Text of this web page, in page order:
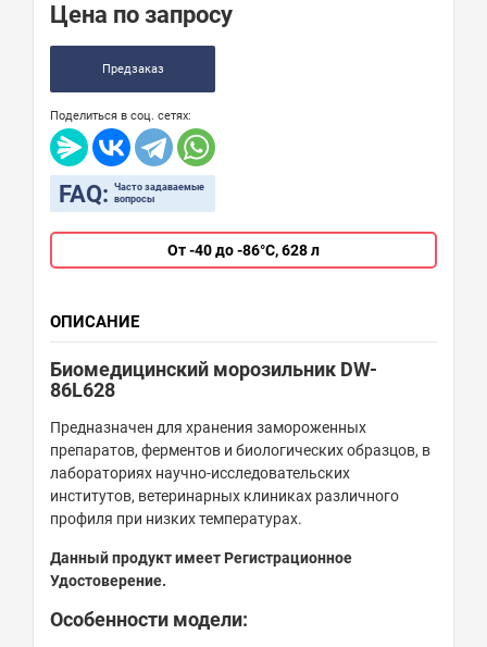
Цена по запросу
Предзаказ
Поделиться в соц. сетях:
FAQ: Часто задаваемые
вопросы
От -40 до -86°C, 628 л
ОПИСАНИЕ
Биомедицинский морозильник DW-
86L628
Предназначен для хранения замороженных
препаратов, ферментов и биологических образцов, в
лабораториях научно-исследовательских
институтов, ветеринарных клиниках различного
профиля при низких температурах.
Данный продукт имеет Регистрационное
Удостоверение.
Особенности модели: